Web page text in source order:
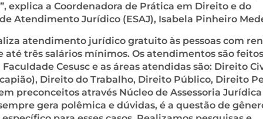
explica a Coordenadora de Prática em Direito e do
Atendimento Jurídico (ESAJ), Isabela Pinheiro
atendimento jurídico gratuito às pessoas com
até três salários mínimos. Os atendimentos são feitos
Cesusc e as áreas atendidas são: Direito
Direito do Trabalho, Direito Público, Direito
preconceitos através Núcleo de Assessoria Jurídica
gera polêmica e dúvidas, é a questão de